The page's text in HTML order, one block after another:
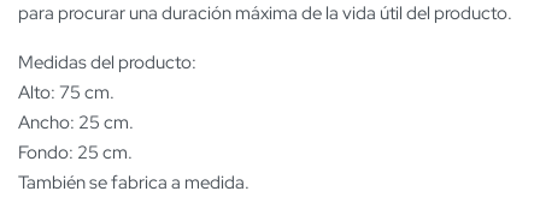
para procurar una duración máxima de la vida útil del producto.
Medidas del producto:
Alto: 75 cm.
Ancho: 25 cm.
Fondo: 25 cm.
También se fabrica a medida.